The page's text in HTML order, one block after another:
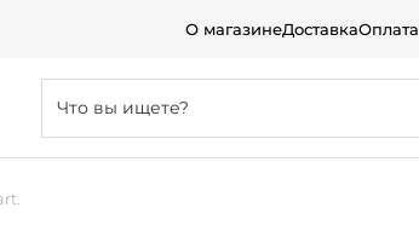
О магазинеДоставкаОплата